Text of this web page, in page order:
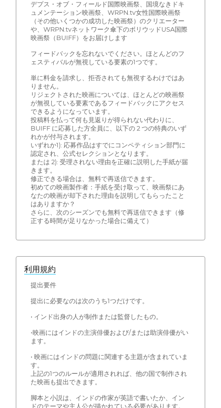
デプス・オブ・フィールド国際映画祭、国境なきドキ
ュメンテーション映画祭、WRPN.tv女性国際映画祭
（その他いくつかの成功した映画祭）のクリエーター
や、WRPN.tvネットワーク傘下のボリウッドUSA国際
映画祭（BUIFF）をお届けします
フィードバックを忘れないでください。ほとんどのフ
ェスティバルが無視している要素の1つです。
単に料金を請求し、拒否されても無視するわけではあ
りません。
リジェクトされた映画については、ほとんどの映画祭
が無視している要素であるフィードバックにアクセス
できるようになっています。
投稿料を払って何も見返りが得られない代わりに、
BUIFF に応募した方全員に、以下の 2 つの特典のいず
れかが付与されます。
いずれか1): 応募作品はすでにコンペティション部門に
認定され、公式セレクションとなります。
または 2): 受理されない理由を正確に説明した手紙が届
きます。
修正できる場合は、無料で再送信できます。
初めての映画製作者：手紙を受け取って、映画祭にあ
なたの映画が却下された理由を説明してもらったこと
はありますか？
さらに、次のシーズンでも無料で再送信できます（修
正する時間が足りなかった場合に備えて）
利用規約
提出要件
提出に必要なのは次のうち1つだけです。
• インド出身の人が制作または監督したもの。
•映画にはインドの主演俳優および/または助演俳優がい
ます。
• 映画にはインドの問題に関連する主題が含まれていま
す。
上記の1つのルールが適用されれば、他の国で制作され
た映画も提出できます。
脚本と小説は、インドの作家が英語で書いたか、イン
ドのテーマや主人公が描かれている必要があります。